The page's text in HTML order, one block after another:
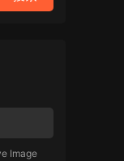
Image